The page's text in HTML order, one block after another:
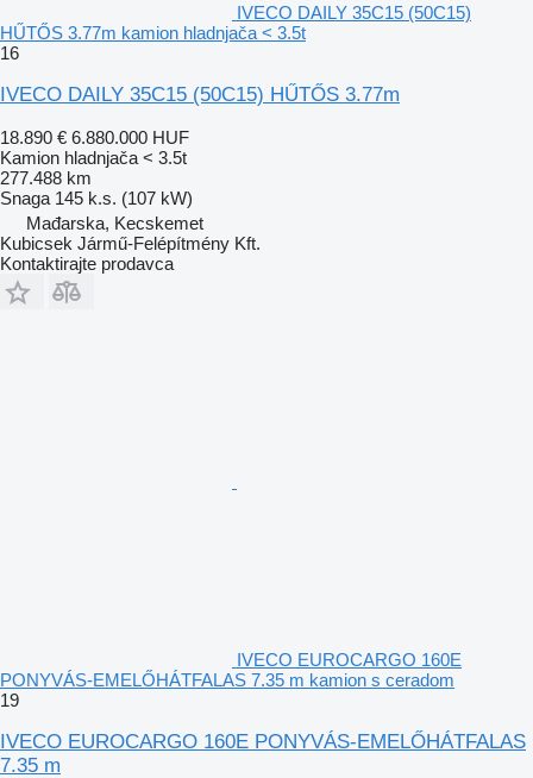
IVECO DAILY 35C15 (50C15)
HŰTŐS 3.77m kamion hladnjača < 3.5t
16
IVECO DAILY 35C15 (50C15) HŰTŐS 3.77m
18.890 € 6.880.000 HUF
Kamion hladnjača < 3.5t
277.488 km
Snaga 145 k.s. (107 kW)
Mađarska, Kecskemet
Kubicsek Jármű-Felépítmény Kft.
Kontaktirajte prodavca
IVECO EUROCARGO 160E
PONYVÁS-EMELŐHÁTFALAS 7.35 m kamion s ceradom
19
IVECO EUROCARGO 160E PONYVÁS-EMELŐHÁTFALAS
7.35 m